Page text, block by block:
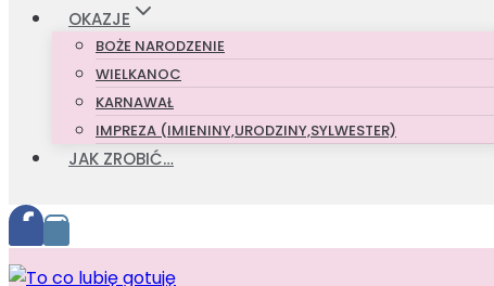
OKAZJE
BOŻE NARODZENIE
WIELKANOC
KARNAWAŁ
IMPREZA (IMIENINY,URODZINY,SYLWESTER)
JAK ZROBIĆ…